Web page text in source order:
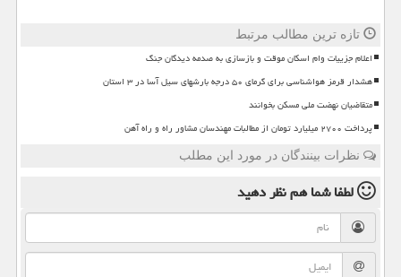
تازه ترین مطالب مرتبط
اعلام جزییات وام اسکان موقت و بازسازی به صدمه دیدگان جنگ
هشدار قرمز هواشناسی برای گرمای ۵۰ درجه بارشهای سیل آسا در ۳ استان
متقاضیان نهضت ملی مسکن بخوانند
پرداخت ۲۷۰۰ میلیارد تومان از مطالبات مهندسان مشاور راه و راه آهن
نظرات بینندگان در مورد این مطلب
لطفا شما همنظر دهید